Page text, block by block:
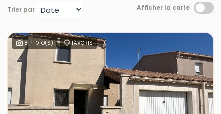
Trier par Afficher la carte
8 PHOTO(S) FAVORIS